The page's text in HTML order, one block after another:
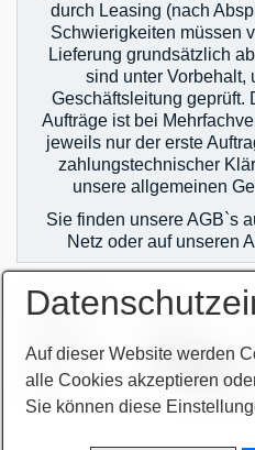
durch Leasing (nach
Schwierigkeiten müssen
Lieferung grundsätzlich
sind unter Vorbehalt,
Geschäftsleitung geprüft.
Aufträge ist bei
jeweils nur der erste
zahlungstechnischer
unsere allgemeinen
Sie finden unsere AGB`s
Netz oder auf unseren
Auf dieser Website werden
alle Cookies akzeptieren
Sie können diese